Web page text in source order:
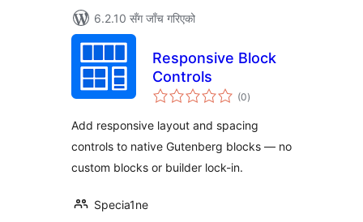
6.2.10 सँग जाँच गरिएको
Responsive Block
Controls
(0कुल
रेटिङ्गहरू
)
Add responsive layout and spacing
controls to native Gutenberg blocks — no
custom blocks or builder lock-in.
Specia1ne